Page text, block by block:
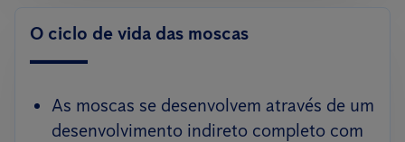
O ciclo de vida das moscas
As moscas se desenvolvem através de um
desenvolvimento indireto completo com